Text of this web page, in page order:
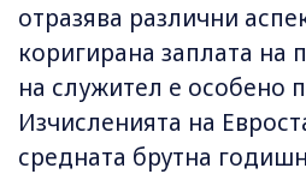
отразява различни
коригирана заплата на
на служител е особено
Изчисленията на
средната брутна